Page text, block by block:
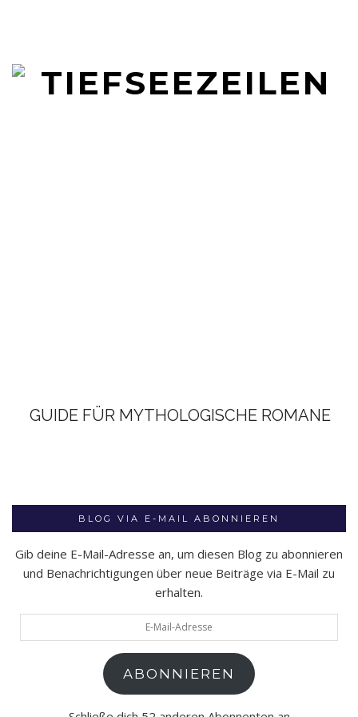
GUIDE FÜR MYTHOLOGISCHE ROMANE
BLOG VIA E-MAIL ABONNIEREN
Gib deine E-Mail-Adresse an, um diesen Blog zu abonnieren
und Benachrichtigungen über neue Beiträge via E-Mail zu
erhalten.
Mail-
ABONNIEREN